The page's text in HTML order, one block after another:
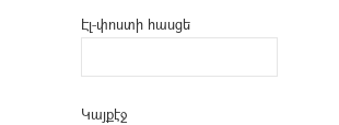
Էլ-փոստի հասցե
Կայքէջ